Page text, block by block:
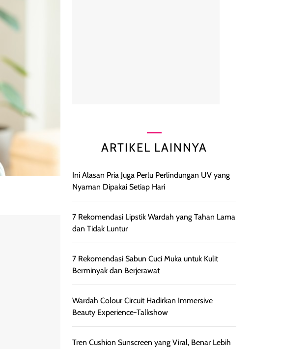
ARTIKEL LAINNYA
Ini Alasan Pria Juga Perlu Perlindungan UV yang
Nyaman Dipakai Setiap Hari
7 Rekomendasi Lipstik Wardah yang Tahan Lama
dan Tidak Luntur
7 Rekomendasi Sabun Cuci Muka untuk Kulit
Berminyak dan Berjerawat
Wardah Colour Circuit Hadirkan Immersive
Beauty Experience-Talkshow
Tren Cushion Sunscreen yang Viral, Benar Lebih